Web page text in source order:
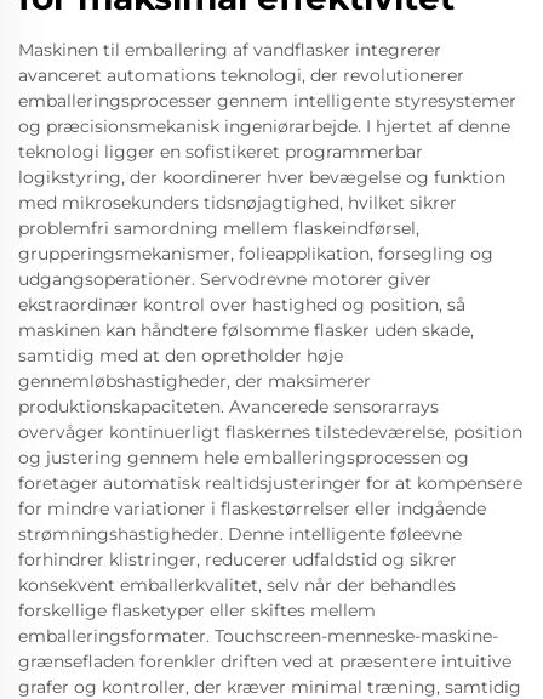
Maskinen til emballering af vandflasker integrerer
avanceret automations teknologi, der revolutionerer
emballeringsprocesser gennem intelligente styresystemer
og præcisionsmekanisk ingeniørarbejde. I hjertet af denne
teknologi ligger en sofistikeret programmerbar
logikstyring, der koordinerer hver bevægelse og funktion
med mikrosekunders tidsnøjagtighed, hvilket sikrer
problemfri samordning mellem flaskeindførsel,
grupperingsmekanismer, folieapplikation, forsegling og
udgangsoperationer. Servodrevne motorer giver
ekstraordinær kontrol over hastighed og position, så
maskinen kan håndtere følsomme flasker uden skade,
samtidig med at den opretholder høje
gennemløbshastigheder, der maksimerer
produktionskapaciteten. Avancerede sensorarrays
overvåger kontinuerligt flaskernes tilstedeværelse, position
og justering gennem hele emballeringsprocessen og
foretager automatisk realtidsjusteringer for at kompensere
for mindre variationer i flaskestørrelser eller indgående
strømningshastigheder. Denne intelligente føleevne
forhindrer klistringer, reducerer udfaldstid og sikrer
konsekvent emballerkvalitet, selv når der behandles
forskellige flasketyper eller skiftes mellem
emballeringsformater. Touchscreen-menneske-maskine-
grænsefladen forenkler driften ved at præsentere intuitive
grafer og kontroller, der kræver minimal træning, samtidig